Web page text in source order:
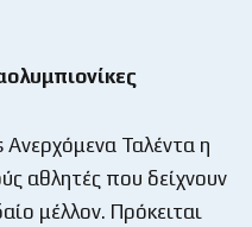
Ταλέντα η
αθλητές που δείχνουν
μέλλον. Πρόκειται